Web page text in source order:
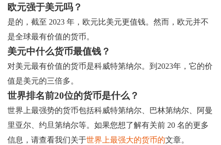
欧元强于美元吗？
是的，截至 2023 年，欧元比美元更值钱。然而，欧元并不
是全球最有价值的货币。
美元中什么货币最值钱？
对美元最有价值的货币是科威特第纳尔。到2023年，它的价
值是美元的三倍多。
世界排名前20位的货币是什么？
世界上最强势的货币包括科威特第纳尔、巴林第纳尔、阿曼
里亚尔、约旦第纳尔等。如果您想了解有关前 20 名的更多
信息，请查看我们关于世界上最强大的货币的文章。